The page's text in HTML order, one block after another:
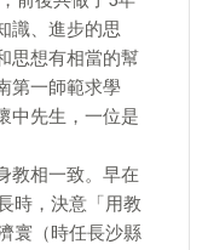
識、進步的思
思想有相當的幫
第一師範求學
中先生，一位是
教相一致。早在
時，決意「用教
寰（時任長沙縣